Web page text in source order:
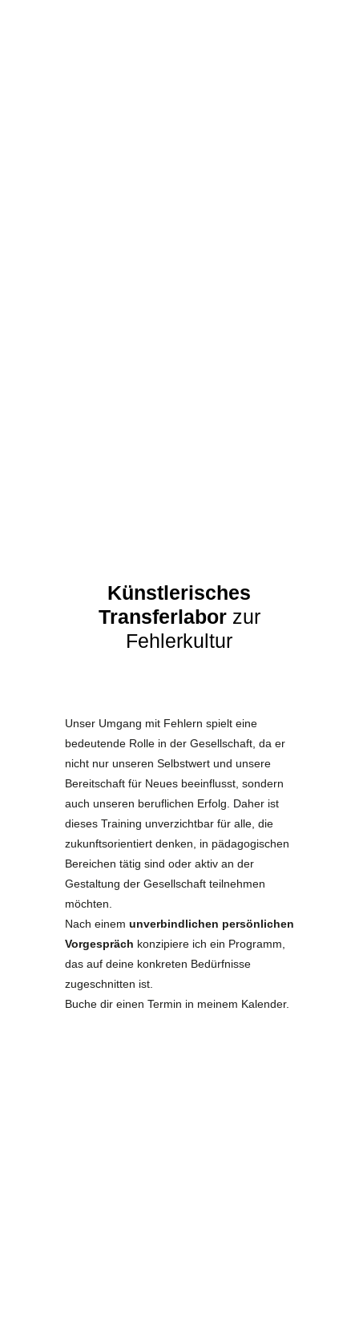
Künstlerisches
Transferlaborzur
Fehlerkultur
Unser Umgang mit Fehlern spielt eine
bedeutende Rolle in der Gesellschaft, da er
nicht nur unseren Selbstwert und unsere
Bereitschaft für Neues beeinflusst, sondern
auch unseren beruflichen Erfolg. Daher ist
dieses Training unverzichtbar für alle, die
zukunftsorientiert denken, in pädagogischen
Bereichen tätig sind oder aktiv an der
Gestaltung der Gesellschaft teilnehmen
möchten.
Nach einem unverbindlichen persönlichen
Vorgespräch konzipiere ich ein Programm,
das auf deine konkreten Bedürfnisse
zugeschnitten ist.
Buche dir einen Termin in meinem Kalender.